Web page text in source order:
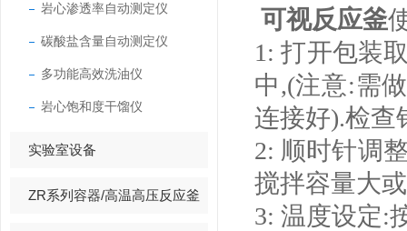
岩心渗透率自动测定仪
碳酸盐含量自动测定仪
多功能高效洗油仪
岩心饱和度干馏仪
实验室设备
ZR系列容器/高温高压反应釜
可视反应釜
1: 打开包装
中,(注意:需
连接好).检查
2: 顺时针调
搅拌容量大
3: 温度设定: